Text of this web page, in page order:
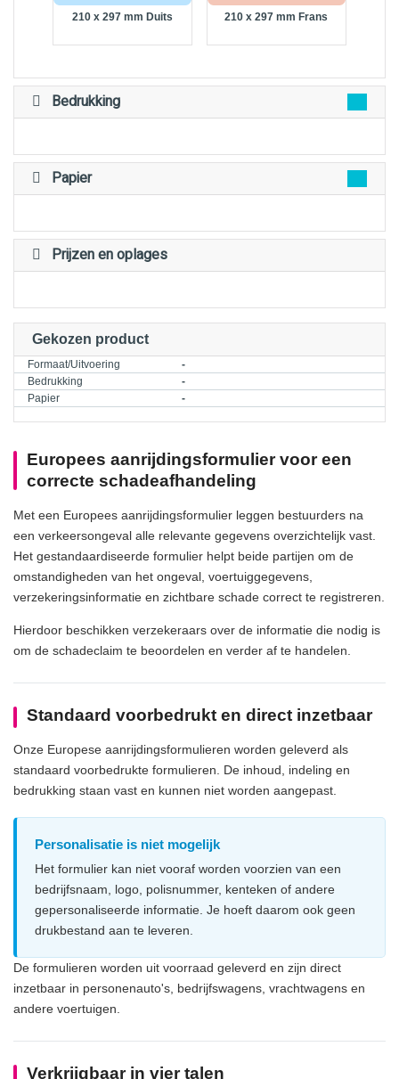
210 x 297 mm Duits 210 x 297 mm Frans
Bedrukking
Papier
Prijzen en oplages
Gekozen product
Formaat/Uitvoering
-
Bedrukking
-
Papier
-
Europees aanrijdingsformulier voor een
correcte schadeafhandeling
Met een Europees aanrijdingsformulier leggen bestuurders na
een verkeersongeval alle relevante gegevens overzichtelijk vast.
Het gestandaardiseerde formulier helpt beide partijen om de
omstandigheden van het ongeval, voertuiggegevens,
verzekeringsinformatie en zichtbare schade correct te registreren.
Hierdoor beschikken verzekeraars over de informatie die nodig is
om de schadeclaim te beoordelen en verder af te handelen.
Standaard voorbedrukt en direct inzetbaar
Onze Europese aanrijdingsformulieren worden geleverd als
standaard voorbedrukte formulieren. De inhoud, indeling en
bedrukking staan vast en kunnen niet worden aangepast.
Personalisatie is niet mogelijk
Het formulier kan niet vooraf worden voorzien van een
bedrijfsnaam, logo, polisnummer, kenteken of andere
gepersonaliseerde informatie. Je hoeft daarom ook geen
drukbestand aan te leveren.
De formulieren worden uit voorraad geleverd en zijn direct
inzetbaar in personenauto's, bedrijfswagens, vrachtwagens en
andere voertuigen.
Verkrijgbaar in vier talen